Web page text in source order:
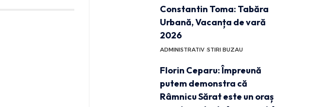
Constantin Toma: Tabăra
Urbană, Vacanța de vară
2026
ADMINISTRATIV STIRI BUZAU
Florin Ceparu: Împreună
putem demonstra că
Râmnicu Sărat este un oraș